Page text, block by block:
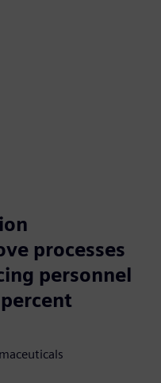
processes
personnel